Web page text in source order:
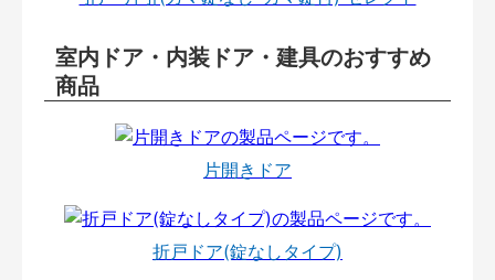
室内ドア・内装ドア・建具のおすすめ
商品
片開きドア
折戸ドア(錠なしタイプ)